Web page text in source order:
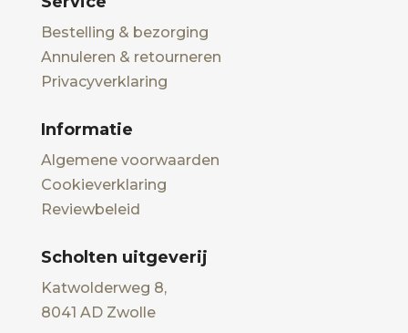
Bestelling & bezorging
Annuleren & retourneren
Privacyverklaring
Informatie
Algemene voorwaarden
Cookieverklaring
Reviewbeleid
Scholten uitgeverij
Katwolderweg 8,
8041 AD Zwolle